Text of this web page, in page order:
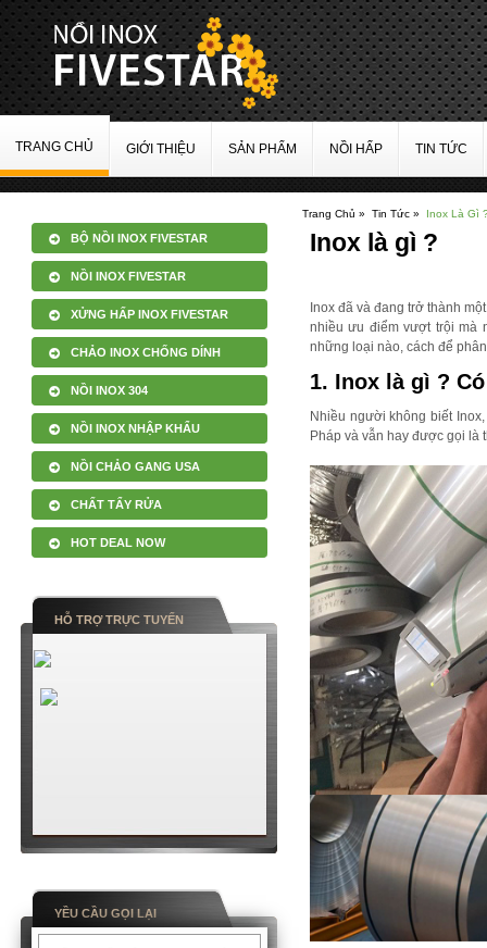
TRANG CHỦ GIỚI THIỆU SẢN PHẨM NỒI HẤP TIN TỨC
BỘ NỒI INOX FIVESTAR
NỒI INOX FIVESTAR
XỬNG HẤP INOX FIVESTAR
CHẢO INOX CHỐNG DÍNH
NỒI INOX 304
NỒI INOX NHẬP KHẨU
NỒI CHẢO GANG USA
CHẤT TẨY RỬA
HOT DEAL NOW
HỖ TRỢ TRỰC TUYẾN
YỀU CẦU GỌI LẠI
Trang Chủ » Tin Tức » Inox Là Gì
Inox là gì ?
Inox đã và đang trở thành
nhiều ưu điểm vượt trội mà
những loại nào, cách để
1. Inox là gì ?
Nhiều người không biết
Pháp và vẫn hay được gọi là